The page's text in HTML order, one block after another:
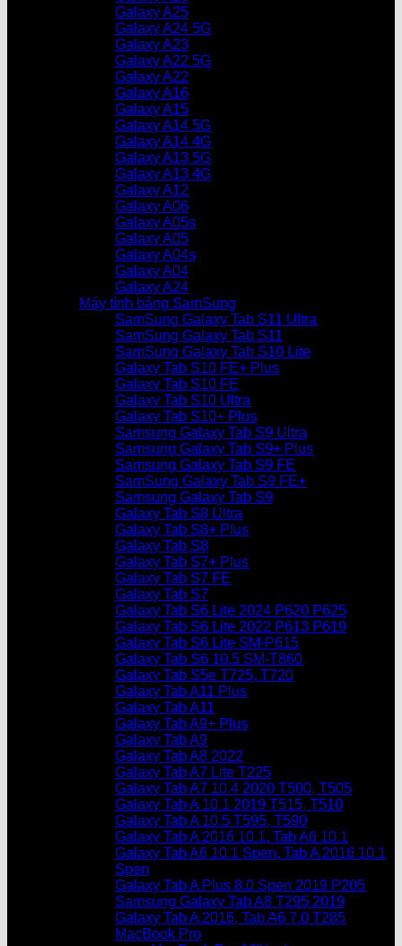
Galaxy A25
Galaxy A24 5G
Galaxy A23
Galaxy A22 5G
Galaxy A22
Galaxy A16
Galaxy A15
Galaxy A14 5G
Galaxy A14 4G
Galaxy A13 5G
Galaxy A13 4G
Galaxy A12
Galaxy A06
Galaxy A05s
Galaxy A05
Galaxy A04s
Galaxy A04
Galaxy A24
Máy tính bảng SamSung
SamSung Galaxy Tab S11 Ultra
SamSung Galaxy Tab S11
SamSung Galaxy Tab S10 Lite
Galaxy Tab S10 FE+ Plus
Galaxy Tab S10 FE
Galaxy Tab S10 Ultra
Galaxy Tab S10+ Plus
Samsung Galaxy Tab S9 Ultra
Samsung Galaxy Tab S9+ Plus
Samsung Galaxy Tab S9 FE
SamSung Galaxy Tab S9 FE+
Samsung Galaxy Tab S9
Galaxy Tab S8 Ultra
Galaxy Tab S8+ Plus
Galaxy Tab S8
Galaxy Tab S7+ Plus
Galaxy Tab S7 FE
Galaxy Tab S7
Galaxy Tab S6 Lite 2024 P620 P625
Galaxy Tab S6 Lite 2022 P613 P619
Galaxy Tab S6 Lite SM-P615
Galaxy Tab S6 10.5 SM-T860
Galaxy Tab S5e T725, T720
Galaxy Tab A11 Plus
Galaxy Tab A11
Galaxy Tab A9+ Plus
Galaxy Tab A9
Galaxy Tab A8 2022
Galaxy Tab A7 Lite T225
Galaxy Tab A7 10.4 2020 T500, T505
Galaxy Tab A 10.1 2019 T515, T510
Galaxy Tab A 10.5 T595, T590
Galaxy Tab A 2016 10.1, Tab A6 10.1
Galaxy Tab A6 10.1 Spen, Tab A 2016 10.1
Spen
Galaxy Tab A Plus 8.0 Spen 2019 P205
Samsung Galaxy Tab A8 T295 2019
Galaxy Tab A 2016, Tab A6 7.0 T285
MacBook Pro